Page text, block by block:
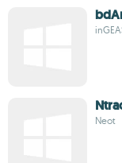
Neot